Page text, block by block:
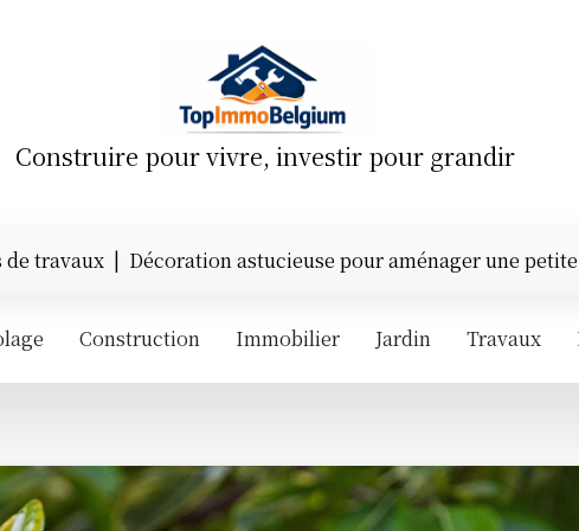
Construire pour vivre, investir pour grandir
|Décoration astucieuse pour aménager une petite maison
Construction Immobilier Jardin Travaux